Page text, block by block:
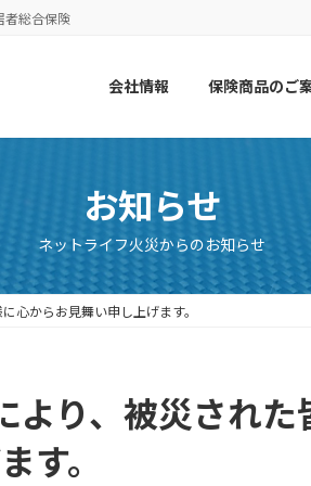
者総合保険
会社情報 保険商品のご
お知らせ
ネットライフ火災からのお知らせ
心からお見舞い申し上げます。
より、被災された
す。